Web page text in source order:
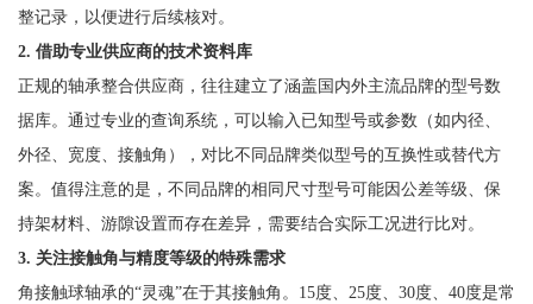
整记录，以便进行后续核对。
2. 借助专业供应商的技术资料库
正规的轴承整合供应商，往往建立了涵盖国内外主流品牌的型号数
据库。通过专业的查询系统，可以输入已知型号或参数（如内径、
外径、宽度、接触角），对比不同品牌类似型号的互换性或替代方
案。值得注意的是，不同品牌的相同尺寸型号可能因公差等级、保
持架材料、游隙设置而存在差异，需要结合实际工况进行比对。
3. 关注接触角与精度等级的特殊需求
角接触球轴承的“灵魂”在于其接触角。15度、25度、30度、40度是常